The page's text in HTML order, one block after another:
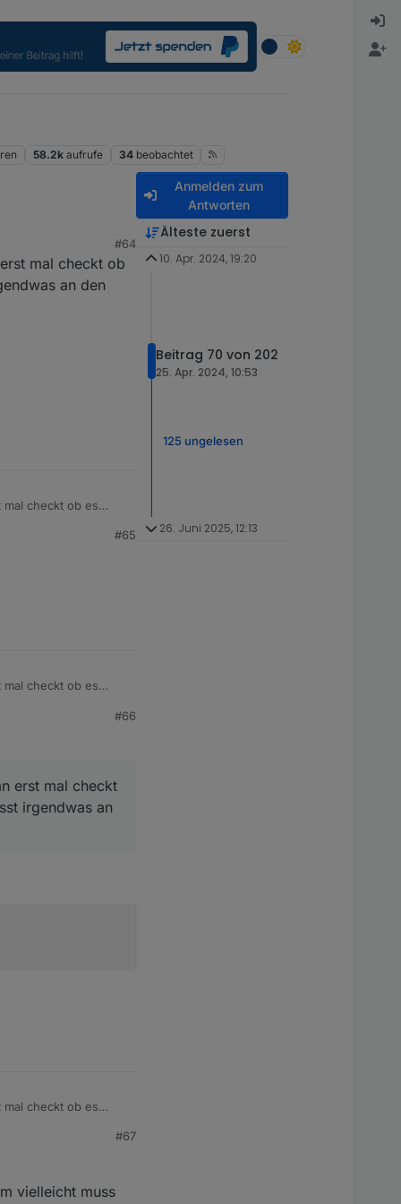
58.2k aufrufe 34 beobachtet
und externen
auf den Button
#64
mal checkt ob
an den
checkt ob es
#65
checkt ob es
#66
erst mal checkt
irgendwas an
checkt ob es
#67
vielleicht muss
Anmelden zum
Antworten
Älteste zuerst
10. Apr. 2024, 19:20
Beitrag 70 von 202
25. Apr. 2024, 10:53
125 ungelesen
26. Juni 2025, 12:13